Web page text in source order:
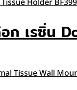
ก เรซิ่น